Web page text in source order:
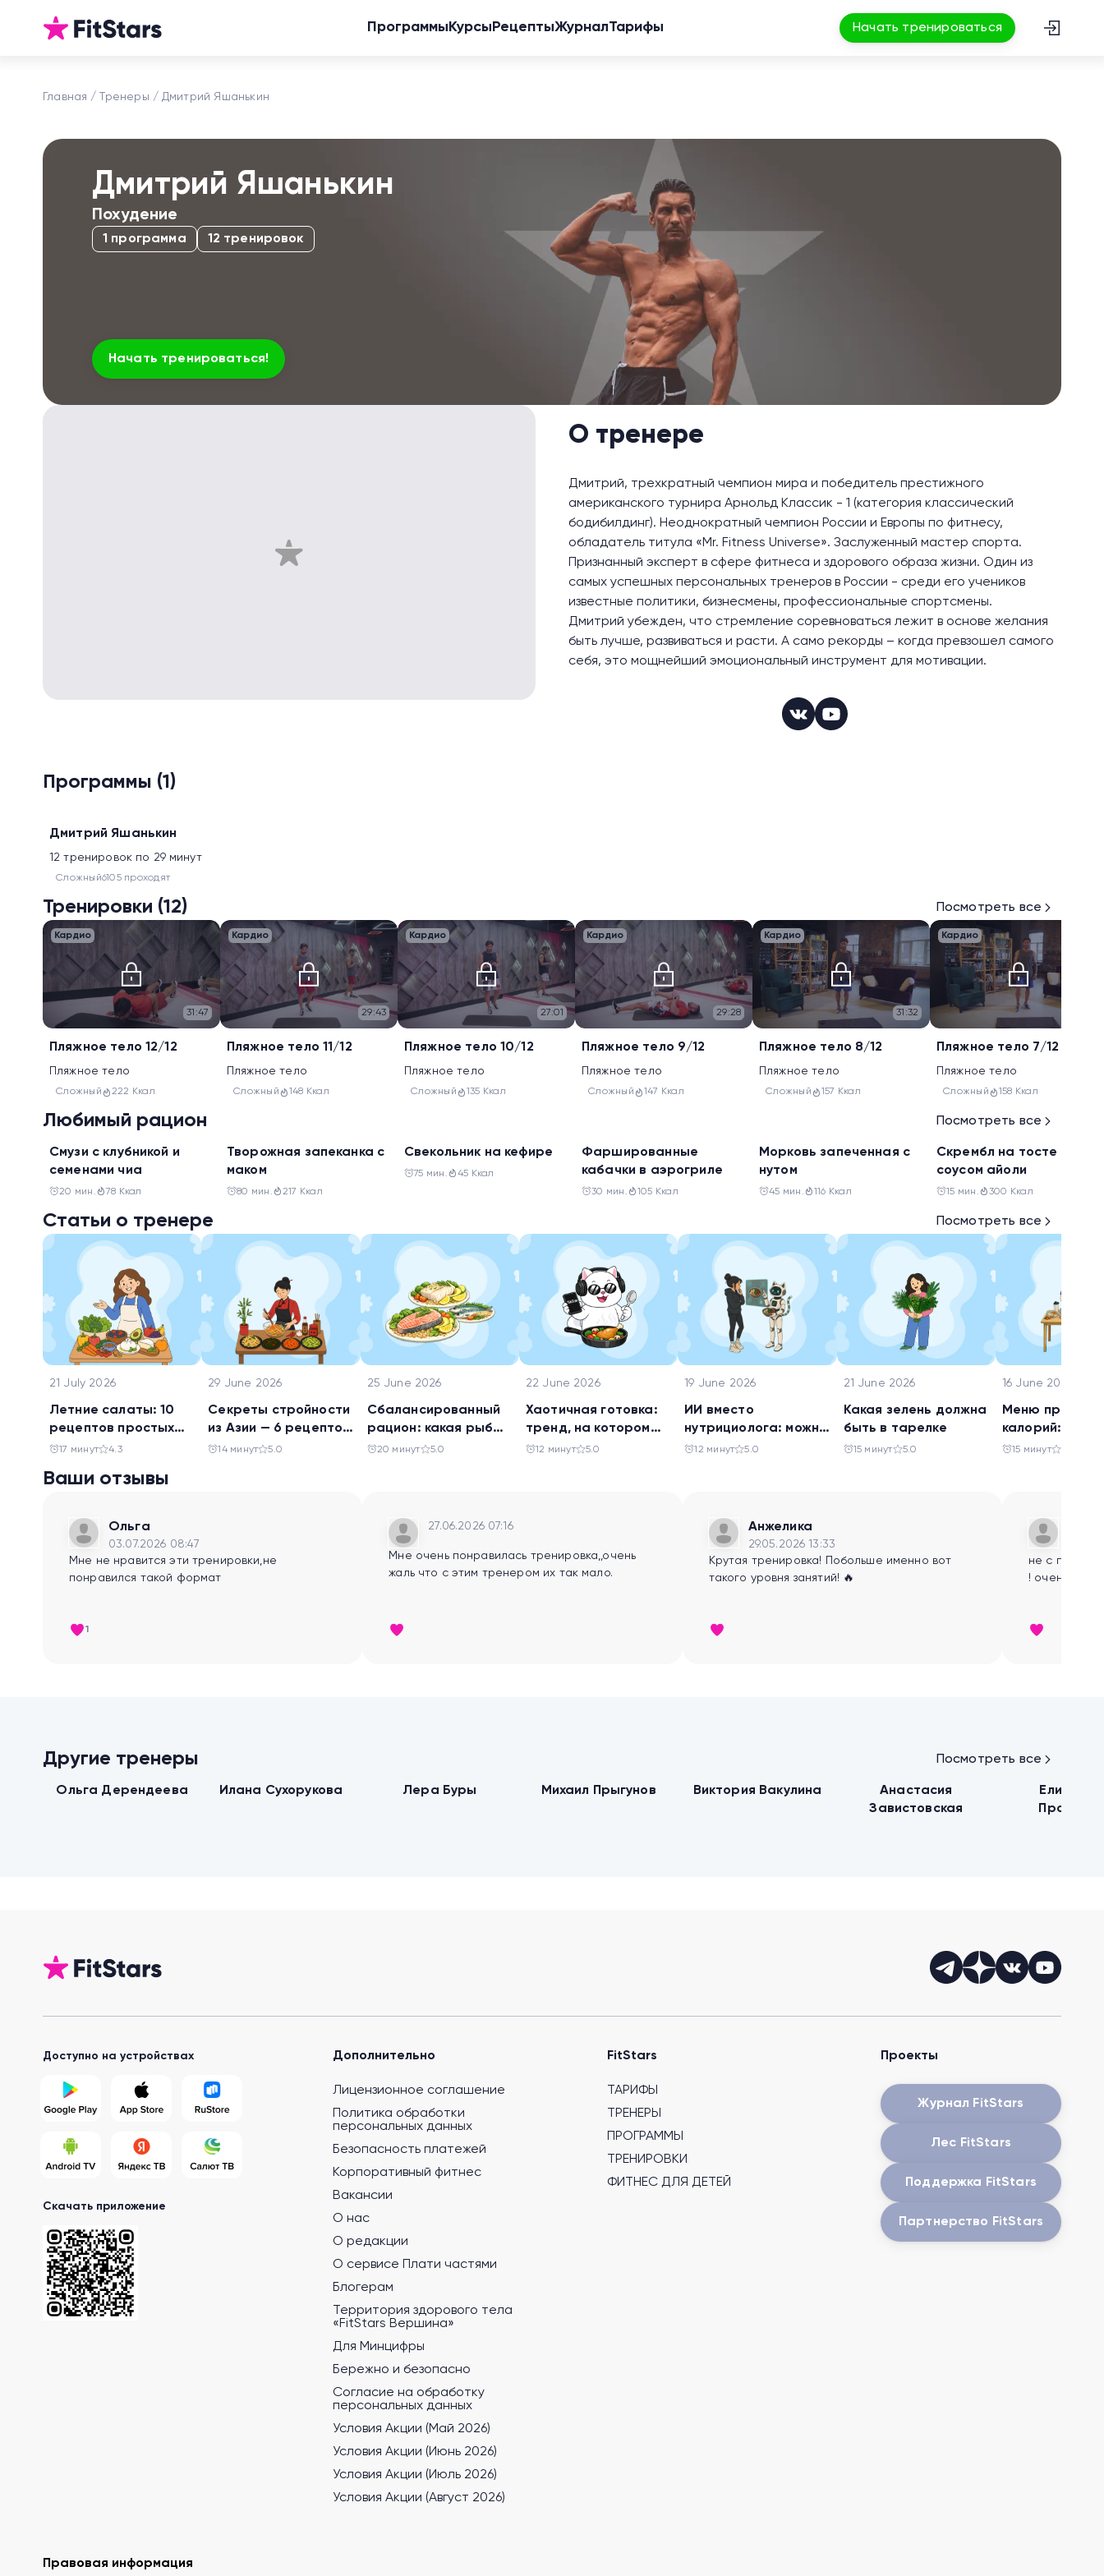
Программы Курсы РецептыЖурналТарифы Начать тренироваться
Главная Тренеры Дмитрий Яшанькин
Дмитрий Яшанькин
Похудение
1 программа 12 тренировок
Начать тренироваться!
О тренере
Дмитрий, трехкратный чемпион мира и победитель престижного
американского турнира Арнольд Классик - 1 (категория классический
бодибилдинг). Неоднократный чемпион России и Европы по фитнесу,
обладатель титула «Mr. Fitness Universe». Заслуженный мастер спорта.
Признанный эксперт в сфере фитнеса и здорового образа жизни. Один из
самых успешных персональных тренеров в России - среди его учеников
известные политики, бизнесмены, профессиональные спортсмены.
Дмитрий убежден, что стремление соревноваться лежит в основе желания
быть лучше, развиваться и расти. А само рекорды – когда превзошел самого
себя, это мощнейший эмоциональный инструмент для мотивации.
Программы (1)
Похудение
Дмитрий Яшанькин
12 тренировок по 29 минут
Сложный6105 проходят
Тренировки (12) Посмотреть все
Кардио
31:47
Пляжное тело 12/12
Пляжное тело
Сложный 222 Ккал
Кардио
29:43
Пляжное тело 11/12
Пляжное тело
Сложный 148 Ккал
Кардио
27:01
Пляжное тело 10/12
Пляжное тело
Сложный 135 Ккал
Кардио
29:28
Пляжное тело 9/12
Пляжное тело
Сложный 147 Ккал
Кардио
31:32
Пляжное тело 8/12
Пляжное тело
Сложный 157 Ккал
Кардио
Пляжное тело 7/12
Пляжное тело
Сложный 158 Ккал
Любимый рацион Посмотреть все
Перекус
Смузи с клубникой и
семенами чиа
20 мин. 78 Ккал
Завтрак
Творожная запеканка с
маком
80 мин. 217 Ккал
Обед
Свекольник на кефире
75 мин. 45 Ккал
Ужин
Фаршированные
кабачки в аэрогриле
30 мин. 105 Ккал
Перекус
Морковь запеченная с
нутом
45 мин. 116 Ккал
Завтрак
Скрембл на тосте с
соусом айоли
15 мин. 300 Ккал
Статьи о тренере Посмотреть все
21 July 2026
Летние салаты: 10
рецептов простых
блюд для будней и
17 минут 4.3
29 June 2026
Секреты стройности
из Азии — 6 рецептов
китайских салатов
14 минут 5.0
25 June 2026
Сбалансированный
рацион: какая рыба
самая полезная
20 минут 5.0
22 June 2026
Хаотичная готовка:
тренд, на котором
похудел весь ТикТок
12 минут 5.0
19 June 2026
ИИ вместо
нутрициолога: можно
ли доверить
12 минут 5.0
21 June 2026
Какая зелень должна
быть в тарелке
15 минут 5.0
16 June 2026
Меню при
калорий: что
чтобы худеть
15 минут 5.0
Ваши отзывы
Ольга
03.07.2026 08:47
Мне не нравится эти тренировки,не
понравился такой формат
1
27.06.2026 07:16
Мне очень понравилась тренировка,,очень
жаль что с этим тренером их так мало.
Анжелика
29.05.2026 13:33
Крутая тренировка! Побольше именно вот
такого уровня занятий! 🔥
не с
! очень
Другие тренеры Посмотреть все
Тонус мышц
Ольга Дерендеева Танцевальные
Илана Сухорукова Лера Буры Тонус мышц
Михаил Прыгунов Похудение
Виктория Вакулина Тонус мышцАнастасия
Завистовская
Тонус мышц
Доступно на устройствах
Скачать приложение
Дополнительно
Лицензионное соглашение
Политика обработки
персональных данных
Безопасность платежей
Корпоративный фитнес
Вакансии
О нас
О редакции
О сервисе Плати частями
Блогерам
Территория здорового тела
«FitStars Вершина»
Для Минцифры
Бережно и безопасно
Согласие на обработку
персональных данных
Условия Акции (Май 2026)
Условия Акции (Июнь 2026)
Условия Акции (Июль 2026)
Условия Акции (Август 2026)
FitStars
ТАРИФЫ
ТРЕНЕРЫ
ПРОГРАММЫ
ТРЕНИРОВКИ
ФИТНЕС ДЛЯ ДЕТЕЙ
Проекты
Журнал FitStars
Лес FitStars
Поддержка FitStars
Партнерство FitStars
Правовая информация